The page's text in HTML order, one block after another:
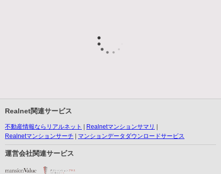
Realnet関連サービス
不動産情報ならリアルネット
Realnetマンションサマリ
Realnetマンションサーチ
マンションデータダウンロードサービス
運営会社関連サービス